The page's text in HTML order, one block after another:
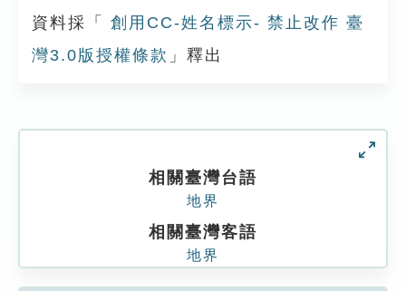
資料採「
創用CC-姓名標示- 禁止改作 臺
灣3.0版授權條款 」釋出
相關臺灣台語
地界
相關臺灣客語
地界